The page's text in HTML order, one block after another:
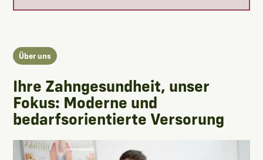
Über uns
Ihre Zahngesundheit, unser
Fokus: Moderne und
bedarfsorientierte Versorung